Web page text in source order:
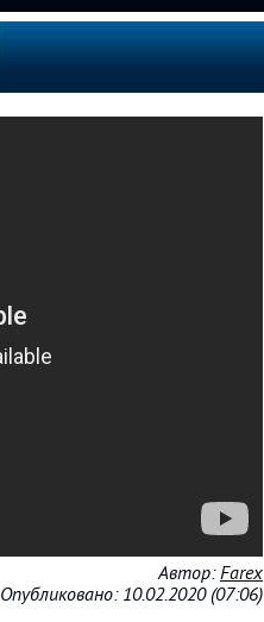
Автор:Farex
Опубликовано: 10.02.2020 (07:06)